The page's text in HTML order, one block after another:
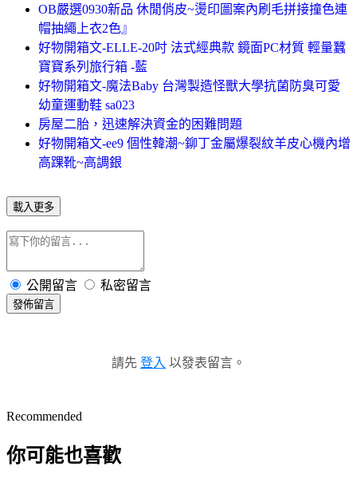
OB嚴選0930新品 休閒俏皮~燙印圖案內刷毛拼接撞色連
帽抽繩上衣2色』
好物開箱文-ELLE-20吋 法式經典款 鏡面PC材質 輕量蠶
寶寶系列旅行箱 -藍
好物開箱文-魔法Baby 台灣製造怪獸大學抗菌防臭可愛
幼童運動鞋 sa023
房屋二胎，迅速解決資金的困難問題
好物開箱文-ee9 個性韓潮~鉚丁金屬爆裂紋羊皮心機內增
高踝靴~高調銀
載入更多
公開留言 私密留言
發佈留言
請先 登入 以發表留言。
Recommended
你可能也喜歡